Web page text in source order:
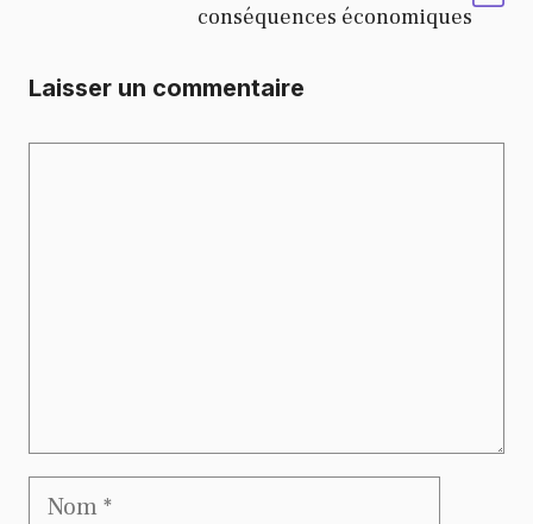
conséquences économiques
Laisser un commentaire
Nom